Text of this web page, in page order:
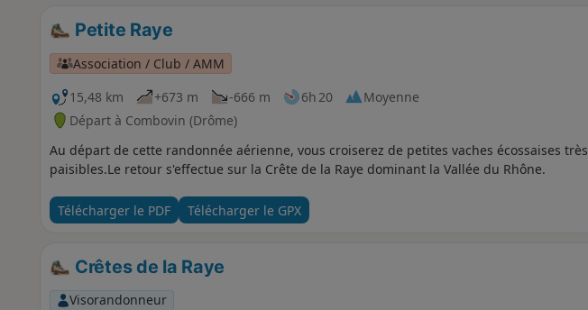
Petite Raye
Association / Club / AMM
15,48 km
+673 m -666 m 6h 20
Moyenne
Départ à Combovin (Drôme)
Au départ de cette randonnée aérienne, vous croiserez de petites vaches écossaises très
paisibles.Le retour s'effectue sur la Crête de la Raye dominant la Vallée du Rhône.
Télécharger le PDF Télécharger le GPX
Crêtes de la Raye
Visorandonneur